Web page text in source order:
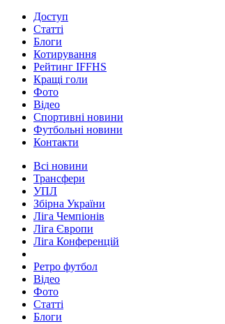
Доступ
Статті
Блоги
Котирування
Рейтинг IFFHS
Кращі голи
Фото
Відео
Спортивні новини
Футбольні новини
Контакти
Всі новини
Трансфери
УПЛ
Збірна України
Ліга Чемпіонів
Ліга Європи
Ліга Конференцій
Ретро футбол
Відео
Фото
Статті
Блоги